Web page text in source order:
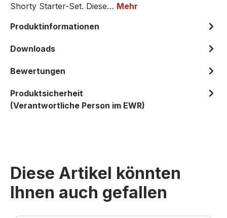
Shorty Starter-Set. Diese… Mehr
Produktinformationen
Downloads
Bewertungen
Produktsicherheit
(Verantwortliche Person im EWR)
Diese Artikel könnten
Ihnen auch gefallen
Produktgalerie überspringen